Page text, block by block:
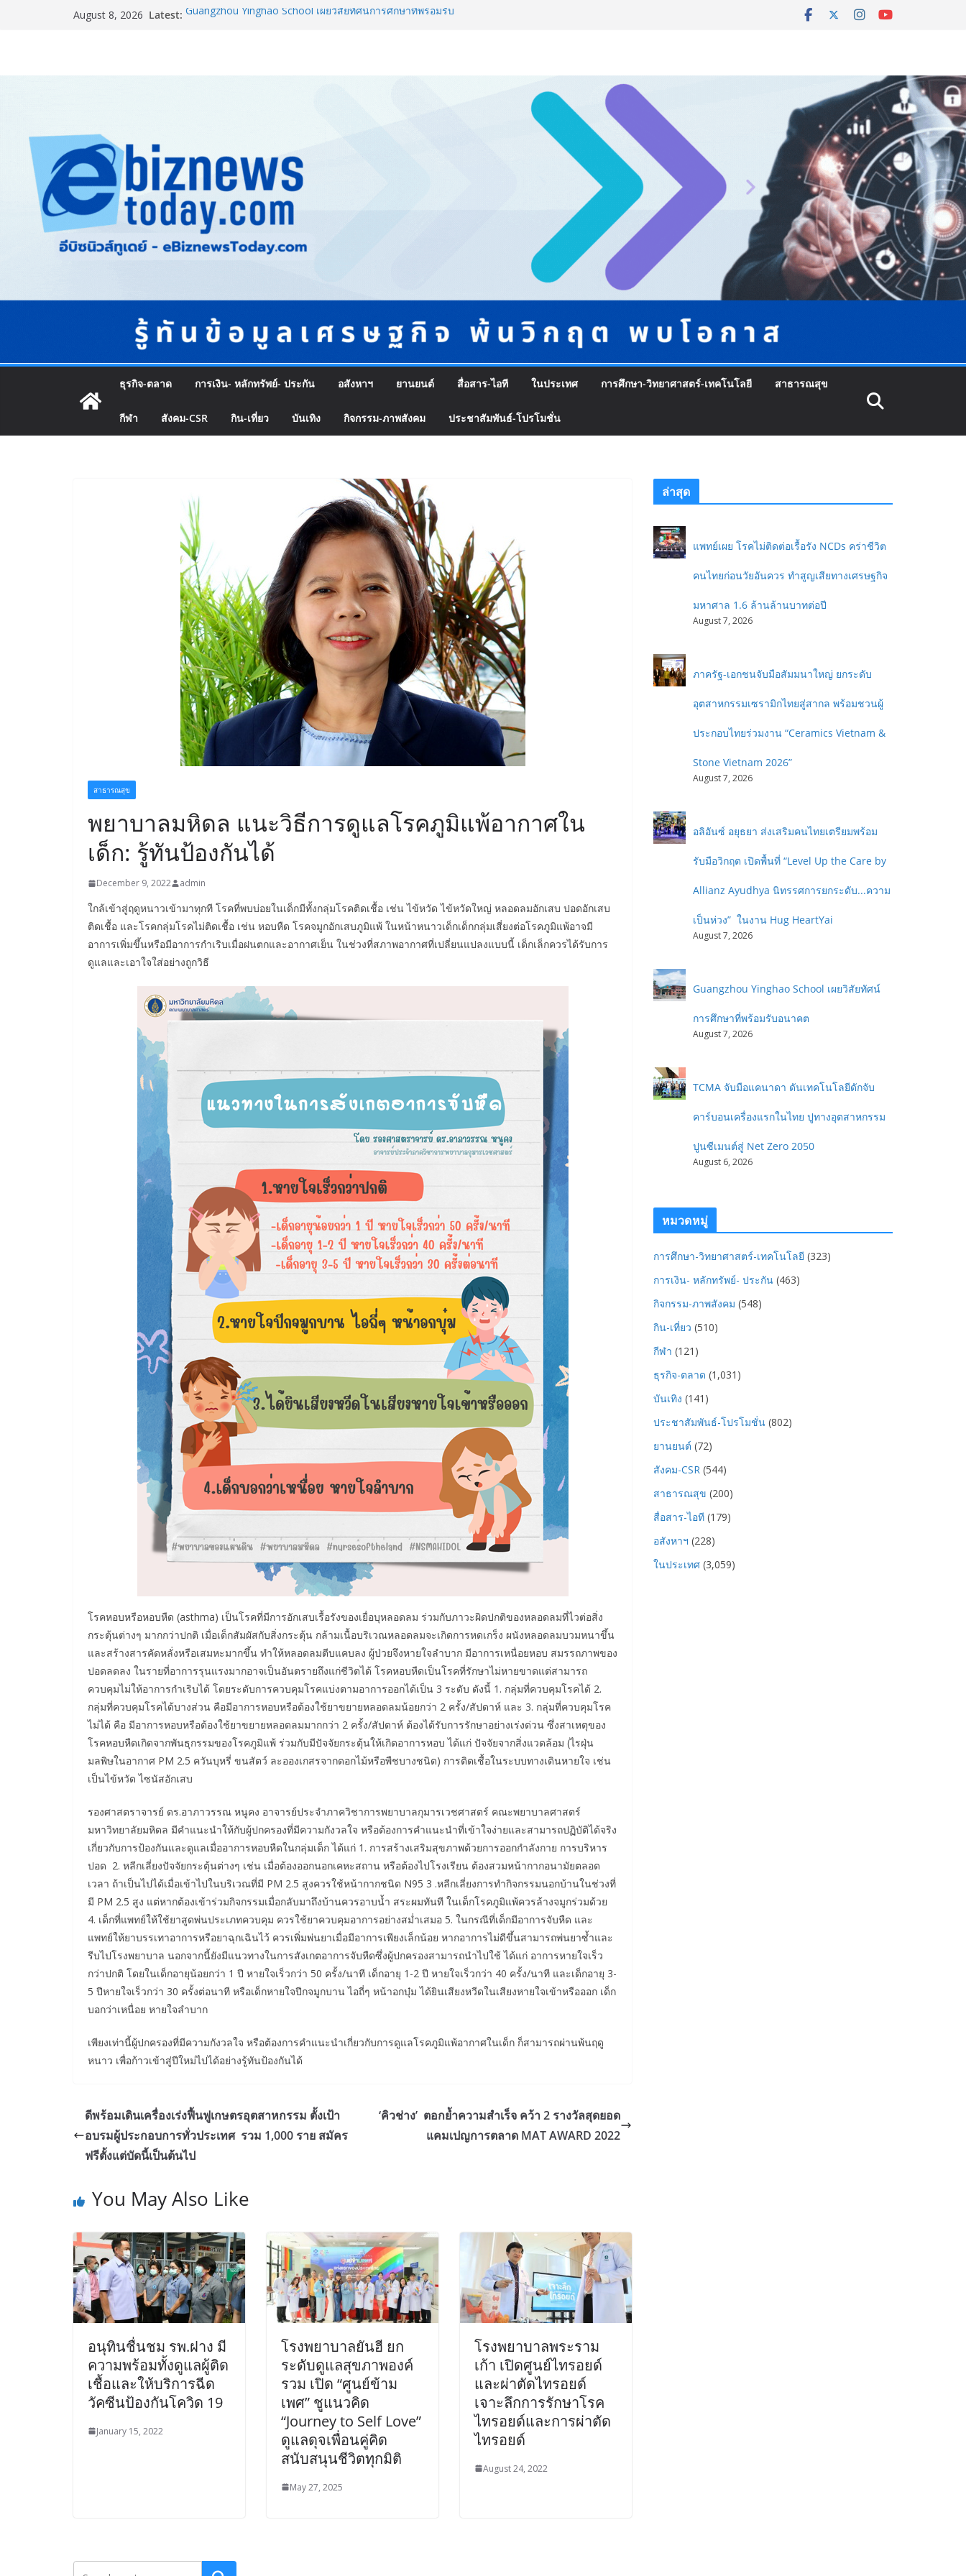
August 8, 2026 Latest: Guangzhou Yinghao School เผยวิสัยทัศน์การศึกษาที่พร้อมรับ
“Level Up the Care by Allianz Ayudhya นิทรรศการยกระดับ…
ความเป็นห่วง” ในงาน Hug HeartYai
ธุรกิจ-ตลาด การเงิน- หลักทรัพย์- ประกัน อสังหาฯ ยานยนต์ สื่อสาร-ไอที ในประเทศ การศึกษา-วิทยาศาสตร์-เทคโนโลยี สาธารณสุข
กีฬา สังคม-CSR กิน-เที่ยว บันเทิง กิจกรรม-ภาพสังคม ประชาสัมพันธ์-โปรโมชั่น
สาธารณสุข
พยาบาลมหิดล แนะวิธีการดูแลโรคภูมิแพ้อากาศใน
เด็ก: รู้ทันป้องกันได้
December 9, 2022 admin
ใกล้เข้าสู่ฤดูหนาวเข้ามาทุกที โรคที่พบบ่อยในเด็กมีทั้งกลุ่มโรคติดเชื้อ เช่น ไข้หวัด ไข้หวัดใหญ่ หลอดลมอักเสบ ปอดอักเสบ
ติดเชื้อ และโรคกลุ่มโรคไม่ติดเชื้อ เช่น หอบหืด โรคจมูกอักเสบภูมิแพ้ ในหน้าหนาวเด็กเด็กกลุ่มเสี่ยงต่อโรคภูมิแพ้อาจมี
อาการเพิ่มขึ้นหรือมีอาการกำเริบเมื่อฝนตกและอากาศเย็น ในช่วงที่สภาพอากาศที่เปลี่ยนแปลงแบบนี้ เด็กเล็กควรได้รับการ
ดูแลและเอาใจใส่อย่างถูกวิธี
โรคหอบหรือหอบหืด (asthma) เป็นโรคที่มีการอักเสบเรื้อรังของเยื่อบุหลอดลม ร่วมกับภาวะผิดปกติของหลอดลมที่ไวต่อสิ่ง
กระตุ้นต่างๆ มากกว่าปกติ เมื่อเด็กสัมผัสกับสิ่งกระตุ้น กล้ามเนื้อบริเวณหลอดลมจะเกิดการหดเกร็ง ผนังหลอดลมบวมหนาขึ้น
และสร้างสารคัดหลั่งหรือเสมหะมากขึ้น ทำให้หลอดลมตีบแคบลง ผู้ป่วยจึงหายใจลำบาก มีอาการเหนื่อยหอบ สมรรถภาพของ
ปอดลดลง ในรายที่อาการรุนแรงมากอาจเป็นอันตรายถึงแก่ชีวิตได้ โรคหอบหืดเป็นโรคที่รักษาไม่หายขาดแต่สามารถ
ควบคุมไม่ให้อาการกำเริบได้ โดยระดับการควบคุมโรคแบ่งตามอาการออกได้เป็น 3 ระดับ ดังนี้ 1. กลุ่มที่ควบคุมโรคได้ 2.
กลุ่มที่ควบคุมโรคได้บางส่วน คือมีอาการหอบหรือต้องใช้ยาขยายหลอดลมน้อยกว่า 2 ครั้ง/สัปดาห์ และ 3. กลุ่มที่ควบคุมโรค
ไม่ได้ คือ มีอาการหอบหรือต้องใช้ยาขยายหลอดลมมากกว่า 2 ครั้ง/สัปดาห์ ต้องได้รับการรักษาอย่างเร่งด่วน ซึ่งสาเหตุของ
โรคหอบหืดเกิดจากพันธุกรรมของโรคภูมิแพ้ ร่วมกับมีปัจจัยกระตุ้นให้เกิดอาการหอบ ได้แก่ ปัจจัยจากสิ่งแวดล้อม (ไรฝุ่น
มลพิษในอากาศ PM 2.5 ควันบุหรี่ ขนสัตว์ ละอองเกสรจากดอกไม้หรือพืชบางชนิด) การติดเชื้อในระบบทางเดินหายใจ เช่น
เป็นไข้หวัด ไซนัสอักเสบ
​รองศาสตราจารย์ ดร.อาภาวรรณ หนูคง อาจารย์ประจำภาควิชาการพยาบาลกุมารเวชศาสตร์ คณะพยาบาลศาสตร์
มหาวิทยาลัยมหิดล มีคำแนะนำให้กับผู้ปกครองที่มีความกังวลใจ หรือต้องการคำแนะนำที่เข้าใจง่ายและสามารถปฏิบัติได้จริง
เกี่ยวกับการป้องกันและดูแลเมื่ออาการหอบหืดในกลุ่มเด็ก ได้แก่ 1. การสร้างเสริมสุขภาพด้วยการออกกำลังกาย การบริหาร
ปอด 2. หลีกเลี่ยงปัจจัยกระตุ้นต่างๆ เช่น เมื่อต้องออกนอกเคหะสถาน หรือต้องไปโรงเรียน ต้องสวมหน้ากากอนามัยตลอด
เวลา ถ้าเป็นไปได้เมื่อเข้าไปในบริเวณที่มี PM 2.5 สูงควรใช้หน้ากากชนิด N95 3 .หลีกเลี่ยงการทำกิจกรรมนอกบ้านในช่วงที่
มี PM 2.5 สูง แต่หากต้องเข้าร่วมกิจกรรมเมื่อกลับมาถึงบ้านควรอาบน้ำ สระผมทันที ในเด็กโรคภูมิแพ้ควรล้างจมูกร่วมด้วย
4. เด็กที่แพทย์ให้ใช้ยาสูดพ่นประเภทควบคุม ควรใช้ยาควบคุมอาการอย่างสม่ำเสมอ 5. ในกรณีที่เด็กมีอาการจับหืด และ
แพทย์ให้ยาบรรเทาอาการหรือยาฉุกเฉินไว้ ควรเพิ่มพ่นยาเมื่อมีอาการเพียงเล็กน้อย หากอาการไม่ดีขึ้นสามารถพ่นยาซ้ำและ
รีบไปโรงพยาบาล นอกจากนี้ยังมีแนวทางในการสังเกตอาการจับหืดซึ่งผู้ปกครองสามารถนำไปใช้ ได้แก่ อาการหายใจเร็ว
กว่าปกติ โดยในเด็กอายุน้อยกว่า 1 ปี หายใจเร็วกว่า 50 ครั้ง/นาที เด็กอายุ 1-2 ปี หายใจเร็วกว่า 40 ครั้ง/นาที และเด็กอายุ 3-
5 ปีหายใจเร็วกว่า 30 ครั้งต่อนาที หรือเด็กหายใจปีกจมูกบาน ไอถี่ๆ หน้าอกบุ๋ม ได้ยินเสียงหวีดในเสียงหายใจเข้าหรือออก เด็ก
บอกว่าเหนื่อย หายใจลำบาก
เพียงเท่านี้ผู้ปกครองที่มีความกังวลใจ หรือต้องการคำแนะนำเกี่ยวกับการดูแลโรคภูมิแพ้อากาศในเด็ก ก็สามารถผ่านพ้นฤดู
หนาว เพื่อก้าวเข้าสู่ปีใหม่ไปได้อย่างรู้ทันป้องกันได้
ดีพร้อมเดินเครื่องเร่งฟื้นฟูเกษตรอุตสาหกรรม ตั้งเป้า
อบรมผู้ประกอบการทั่วประเทศ รวม 1,000 ราย สมัคร
ฟรีตั้งแต่บัดนี้เป็นต้นไป
‘คิวช่าง’ ตอกย้ำความสำเร็จ คว้า 2 รางวัลสุดยอด
แคมเปญการตลาด MAT AWARD 2022
You May Also Like
อนุทินชื่นชม รพ.ฝาง มี
ความพร้อมทั้งดูแลผู้ติด
เชื้อและให้บริการฉีด
วัคซีนป้องกันโควิด 19
January 15, 2022
โรงพยาบาลยันฮี ยก
ระดับดูแลสุขภาพองค์
รวม เปิด “ศูนย์ข้าม
เพศ” ชูแนวคิด
“Journey to Self Love”
ดูแลดุจเพื่อนคู่คิด
สนับสนุนชีวิตทุกมิติ
May 27, 2025
โรงพยาบาลพระราม
เก้า เปิดศูนย์ไทรอยด์
และผ่าตัดไทรอยด์
เจาะลึกการรักษาโรค
ไทรอยด์และการผ่าตัด
ไทรอยด์
August 24, 2022
ล่าสุด
แพทย์เผย โรคไม่ติดต่อเรื้อรัง NCDs คร่าชีวิต
คนไทยก่อนวัยอันควร ทำสูญเสียทางเศรษฐกิจ
มหาศาล 1.6 ล้านล้านบาทต่อปี
August 7, 2026
ภาครัฐ-เอกชนจับมือสัมมนาใหญ่ ยกระดับ
อุตสาหกรรมเซรามิกไทยสู่สากล พร้อมชวนผู้
ประกอบไทยร่วมงาน “Ceramics Vietnam &
Stone Vietnam 2026”
August 7, 2026
อลิอันซ์ อยุธยา ส่งเสริมคนไทยเตรียมพร้อม
รับมือวิกฤต เปิดพื้นที่ “Level Up the Care by
Allianz Ayudhya นิทรรศการยกระดับ...ความ
เป็นห่วง” ในงาน Hug HeartYai
August 7, 2026
Guangzhou Yinghao School เผยวิสัยทัศน์
การศึกษาที่พร้อมรับอนาคต
August 7, 2026
TCMA จับมือแคนาดา ดันเทคโนโลยีดักจับ
คาร์บอนเครื่องแรกในไทย ปูทางอุตสาหกรรม
ปูนซีเมนต์สู่ Net Zero 2050
August 6, 2026
หมวดหมู่
การศึกษา-วิทยาศาสตร์-เทคโนโลยี (323)
การเงิน- หลักทรัพย์- ประกัน (463)
กิจกรรม-ภาพสังคม (548)
กิน-เที่ยว (510)
กีฬา (121)
ธุรกิจ-ตลาด (1,031)
บันเทิง (141)
ประชาสัมพันธ์-โปรโมชั่น (802)
ยานยนต์ (72)
สังคม-CSR (544)
สาธารณสุข (200)
สื่อสาร-ไอที (179)
อสังหาฯ (228)
ในประเทศ (3,059)